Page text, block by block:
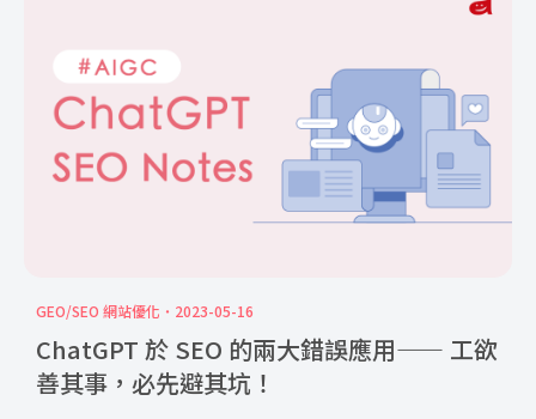
GEO/SEO 網站優化 2023-05-16
ChatGPT 於 SEO 的兩大錯誤應用—— 工欲
善其事，必先避其坑！